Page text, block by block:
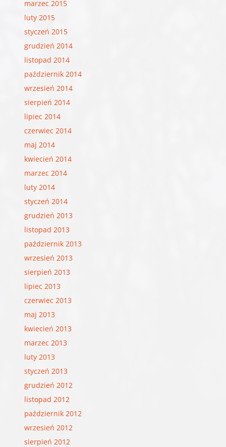
marzec 2015
luty 2015
styczeń 2015
grudzień 2014
listopad 2014
październik 2014
wrzesień 2014
sierpień 2014
lipiec 2014
czerwiec 2014
maj 2014
kwiecień 2014
marzec 2014
luty 2014
styczeń 2014
grudzień 2013
listopad 2013
październik 2013
wrzesień 2013
sierpień 2013
lipiec 2013
czerwiec 2013
maj 2013
kwiecień 2013
marzec 2013
luty 2013
styczeń 2013
grudzień 2012
listopad 2012
październik 2012
wrzesień 2012
sierpień 2012